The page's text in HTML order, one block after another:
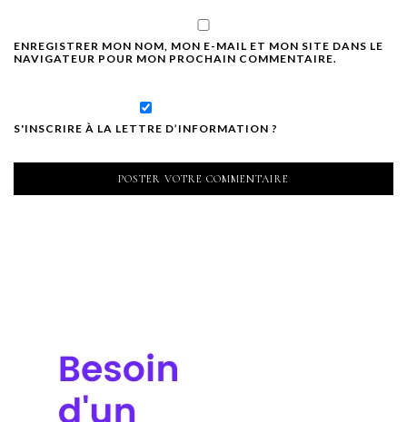
ENREGISTRER MON NOM, MON E-MAIL ET MON SITE DANS LE
NAVIGATEUR POUR MON PROCHAIN COMMENTAIRE.
S'INSCRIRE À LA LETTRE D’INFORMATION ?